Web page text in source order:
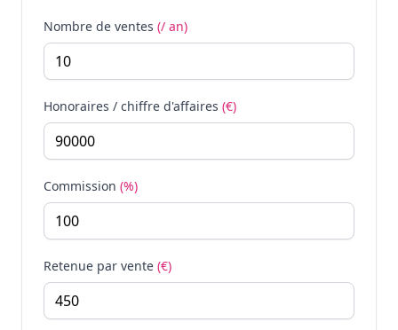
Nombre de ventes (/ an)
Honoraires / chiffre d'affaires (€)
Commission (%)
Retenue par vente (€)